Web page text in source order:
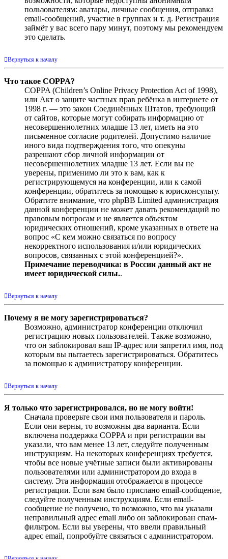
пользователям: аватары, личные сообщения, отправка
email-сообщений, участие в группах и т. д. Регистрация
займёт у вас всего пару минут, поэтому мы рекомендуем
это сделать.
Вернуться к началу
Что такое COPPA?
COPPA (Children’s Online Privacy Protection Act of 1998),
или Акт о защите частных прав ребёнка в интернете от
1998 г. — это закон Соединённых Штатов, требующий
от сайтов, которые могут собирать информацию от
несовершеннолетних младше 13 лет, иметь на это
письменное согласие родителей. Допустимо наличие
иного вида подтверждения того, что опекуны
разрешают сбор личной информации от
несовершеннолетних младше 13 лет. Если вы не
уверены, применимо ли это к вам, как к
регистрирующемуся на конференции, или к самой
конференции, обратитесь за помощью к юрисконсульту.
Обратите внимание, что phpBB Limited администрация
данной конференции не может давать рекомендаций по
правовым вопросам и не является объектом
юридических отношений, кроме указанных в ответе на
вопрос «С кем можно связаться по вопросу
некорректного использования и/или юридических
вопросов, связанных с этой конференцией?».
Примечание переводчика: в России данный акт не
имеет юридической силы..
Вернуться к началу
Почему я не могу зарегистрироваться?
Возможно, администратор конференции отключил
регистрацию новых пользователей. Также возможно,
что он заблокировал ваш IP-адрес или запретил имя, под
которым вы пытаетесь зарегистрироваться. Обратитесь
за помощью к администратору конференции.
Вернуться к началу
Я только что зарегистрировался, но не могу войти!
Сначала проверьте свои имя пользователя и пароль.
Если они верны, то возможны два варианта. Если
включена поддержка COPPA и при регистрации вы
указали, что вам менее 13 лет, следуйте полученным
инструкциям. На некоторых конференциях требуется,
чтобы все новые учётные записи были активированы
пользователями или администратором до входа в
систему. Эта информация отображается в процессе
регистрации. Если вам было прислано email-сообщение,
следуйте полученным инструкциям. Если email-
сообщение не получено, то возможно, что вы указали
неправильный адрес email либо он заблокирован спам-
фильтром. Если вы уверены, что ввели правильный
адрес email, попробуйте связаться с администратором.